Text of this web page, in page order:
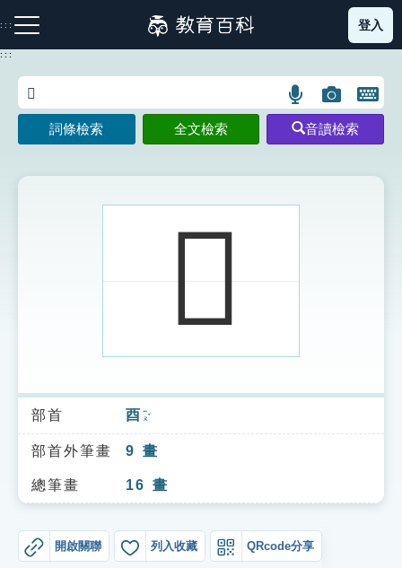
到
主
:::
注音索引圖示 筆畫索引圖示 部首索引表圖示
索引選單
知識索引
單字索引
登入
:::
語
言
搜
示
圖
片
搜
開
鍵
圖
詞條檢索 全文檢索 音讀檢索
𨡲
部首 酉 ㄧㄡˇ
部首外筆畫 9 畫
總筆畫 16 畫
開啟關聯 列入收藏 QRcode分享